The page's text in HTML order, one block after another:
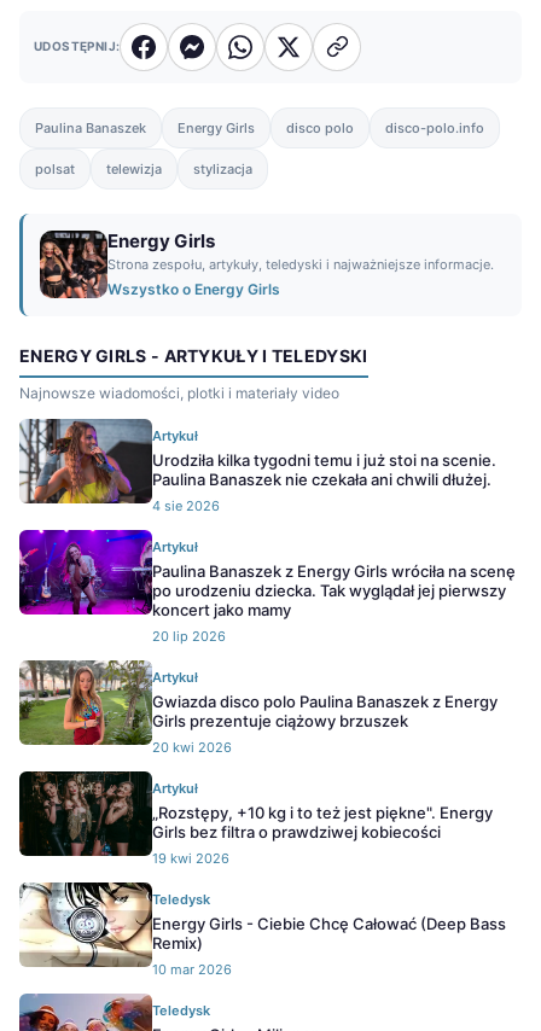
UDOSTĘPNIJ:
Paulina Banaszek Energy Girls disco polo disco-polo.info
polsat telewizja stylizacja
Energy Girls
Strona zespołu, artykuły, teledyski i najważniejsze informacje.
Wszystko o Energy Girls
ENERGY GIRLS - ARTYKUŁY I TELEDYSKI
Najnowsze wiadomości, plotki i materiały video
Artykuł
Urodziła kilka tygodni temu i już stoi na scenie.
Paulina Banaszek nie czekała ani chwili dłużej.
4 sie 2026
Artykuł
Paulina Banaszek z Energy Girls wróciła na scenę
po urodzeniu dziecka. Tak wyglądał jej pierwszy
koncert jako mamy
20 lip 2026
Artykuł
Gwiazda disco polo Paulina Banaszek z Energy
Girls prezentuje ciążowy brzuszek
20 kwi 2026
Artykuł
„Rozstępy, +10 kg i to też jest piękne". Energy
Girls bez filtra o prawdziwej kobiecości
19 kwi 2026
Teledysk
Energy Girls - Ciebie Chcę Całować (Deep Bass
Remix)
10 mar 2026
Teledysk